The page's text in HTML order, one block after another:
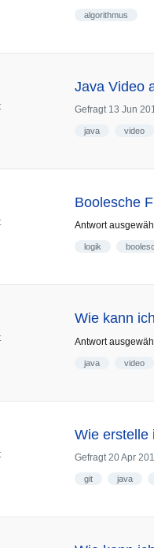
algorithmus
Java Video
Gefragt 13 Jun
java video
Boolesche
Antwort
logik
Wie kann
Antwort
java video
Wie erstelle
Gefragt 20 Apr
git java